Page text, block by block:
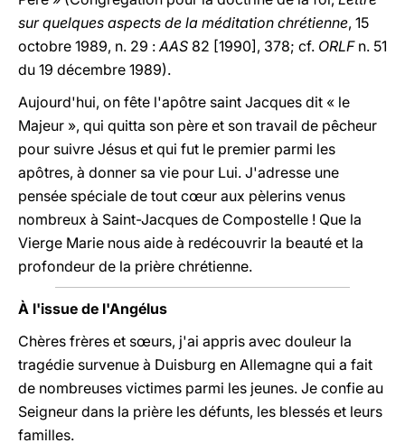
sur quelques aspects de la méditation chrétienne, 15
octobre 1989, n. 29 :AAS 82 [1990], 378; cf. ORLFn. 51
du 19 décembre 1989).
Aujourd'hui, on fête l'apôtre saint Jacques dit « le
Majeur », qui quitta son père et son travail de pêcheur
pour suivre Jésus et qui fut le premier parmi les
apôtres, à donner sa vie pour Lui. J'adresse une
pensée spéciale de tout cœur aux pèlerins venus
nombreux à Saint-Jacques de Compostelle ! Que la
Vierge Marie nous aide à redécouvrir la beauté et la
profondeur de la prière chrétienne.
À l'issue de l'Angélus
Chères frères et sœurs, j'ai appris avec douleur la
tragédie survenue à Duisburg en Allemagne qui a fait
de nombreuses victimes parmi les jeunes. Je confie au
Seigneur dans la prière les défunts, les blessés et leurs
familles.